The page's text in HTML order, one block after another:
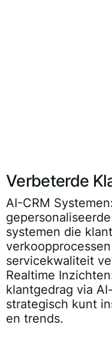
Verbeterde
AI-CRM Systemen:
systemen die
servicekwaliteit
Realtime
klantgedrag via
strategisch kunt
en trends.